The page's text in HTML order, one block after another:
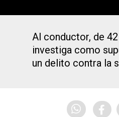
Al conductor, de
investiga como
un delito contra la